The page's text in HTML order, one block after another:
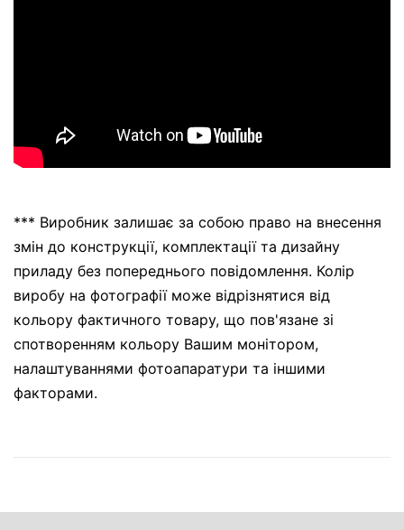
*** Виробник залишає за собою право на внесення
змін до конструкції, комплектації та дизайну
приладу без попереднього повідомлення. Колір
виробу на фотографії може відрізнятися від
кольору фактичного товару, що пов'язане зі
спотворенням кольору Вашим монітором,
налаштуваннями фотоапаратури та іншими
факторами.